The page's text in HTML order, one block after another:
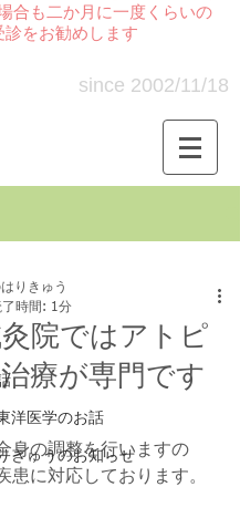
合も二か月に一度くらいの
診をお勧めします
since 2002/11/18
洋医学のお話
きゅうのお知らせ
院ではアトピ
療が専門です
りきゅう
了時間: 1分
身の調整を行いますの
患に対応しております。